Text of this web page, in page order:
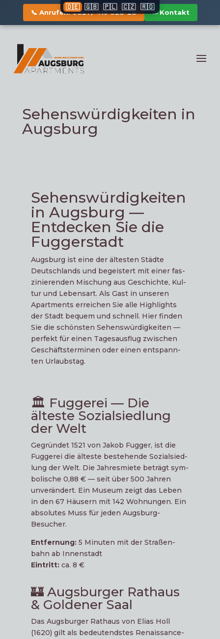
📞 Anrufen: 0821 / 419 028-28 ✉ Kontakt
🇩🇪 🇬🇧 🇵🇱 🇨🇿 🇷🇴
Sehenswürdigkeiten in
Augsburg
Sehenswürdigkeiten
in Augsburg —
Entdecken Sie die
Fuggerstadt
Augs­burg ist eine der ältes­ten Städ­te
Deutsch­lands und begeis­tert mit einer fas­
zi­nie­ren­den Mischung aus Geschich­te, Kul­
tur und Lebens­art. Als Gast in unse­ren
Apartments errei­chen Sie alle High­lights
der Stadt bequem und schnell. Hier fin­den
Sie die schöns­ten Sehens­wür­dig­kei­ten —
per­fekt für einen Tages­aus­flug zwi­schen
Geschäfts­ter­mi­nen oder einen ent­spann­
ten Urlaubstag.
🏛️ Fuggerei — Die
älteste Sozialsiedlung
der Welt
Gegrün­det 1521 von Jakob Fug­ger, ist die
Fug­ge­rei die ältes­te bestehen­de Sozi­al­sied­
lung der Welt. Die Jah­res­mie­te beträgt sym­
bo­li­sche 0,88 € — seit über 500 Jah­ren
unver­än­dert. Ein Muse­um zeigt das Leben
in den 67 Häu­sern mit 142 Wohnungen. Ein
abso­lu­tes Muss für jeden Augsburg-
Besucher.
Ent­fer­nung:5 Minu­ten mit der Stra­ßen­
bahn ab Innenstadt
Ein­tritt:ca. 8 €
🏰 Augsburger Rathaus
& Goldener Saal
Das Augs­bur­ger Rat­haus von Eli­as Holl
(1620) gilt als bedeu­tends­tes Renais­sance­